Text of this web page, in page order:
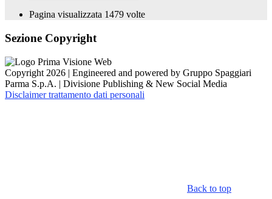
Pagina visualizzata 1479 volte
Sezione Copyright
Copyright 2026 | Engineered and powered by Gruppo Spaggiari
Parma S.p.A. | Divisione Publishing & New Social Media
Disclaimer trattamento dati personali
Back to top